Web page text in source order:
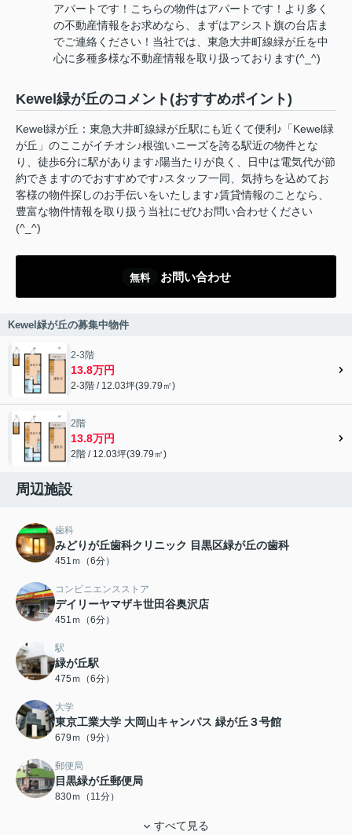
アパートです！こちらの物件はアパートです！より多く
の不動産情報をお求めなら、まずはアシスト旗の台店ま
でご連絡ください！当社では、東急大井町線緑が丘を中
心に多種多様な不動産情報を取り扱っております(^_^)
Kewel緑が丘のコメント(おすすめポイント)
Kewel緑が丘：東急大井町線緑が丘駅にも近くて便利♪「Kewel緑
が丘」のここがイチオシ♪根強いニーズを誇る駅近の物件とな
り、徒歩6分に駅があります♪陽当たりが良く、日中は電気代が節
約できますのでおすすめです♪スタッフ一同、気持ちを込めてお
客様の物件探しのお手伝いをいたします♪賃貸情報のことなら、
豊富な物件情報を取り扱う当社にぜひお問い合わせください
(^_^)
無料 お問い合わせ
Kewel緑が丘の募集中物件
2-3階
13.8万円
2-3階 / 12.03坪(39.79㎡)
2階
13.8万円
2階 / 12.03坪(39.79㎡)
周辺施設
歯科
みどりが丘歯科クリニック 目黒区緑が丘の歯科
451ｍ（6分）
コンビニエンスストア
デイリーヤマザキ世田谷奥沢店
451ｍ（6分）
駅
緑が丘駅
475ｍ（6分）
大学
東京工業大学 大岡山キャンパス 緑が丘３号館
679ｍ（9分）
郵便局
目黒緑が丘郵便局
830ｍ（11分）
すべて見る